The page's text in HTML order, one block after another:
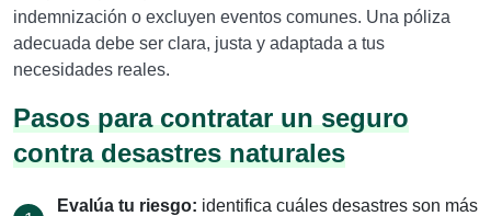
indemnización o excluyen eventos comunes. Una póliza
adecuada debe ser clara, justa y adaptada a tus
necesidades reales.
Pasos para contratar un seguro
contra desastres naturales
Evalúa tu riesgo: identifica cuáles desastres son más